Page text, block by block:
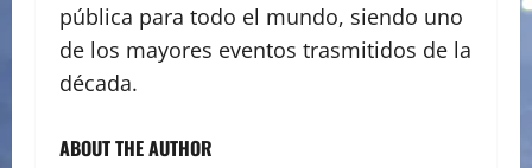
pública para todo el mundo, siendo uno
de los mayores eventos trasmitidos de la
década.
ABOUT THE AUTHOR